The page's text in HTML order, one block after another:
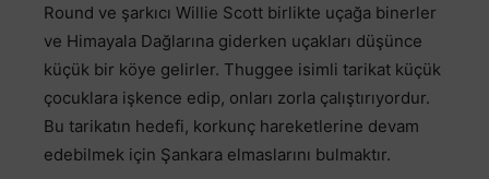
Round ve şarkıcı Willie Scott birlikte uçağa binerler
ve Himayala Dağlarına giderken uçakları düşünce
küçük bir köye gelirler. Thuggee isimli tarikat küçük
çocuklara işkence edip, onları zorla çalıştırıyordur.
Bu tarikatın hedefi, korkunç hareketlerine devam
edebilmek için Şankara elmaslarını bulmaktır.